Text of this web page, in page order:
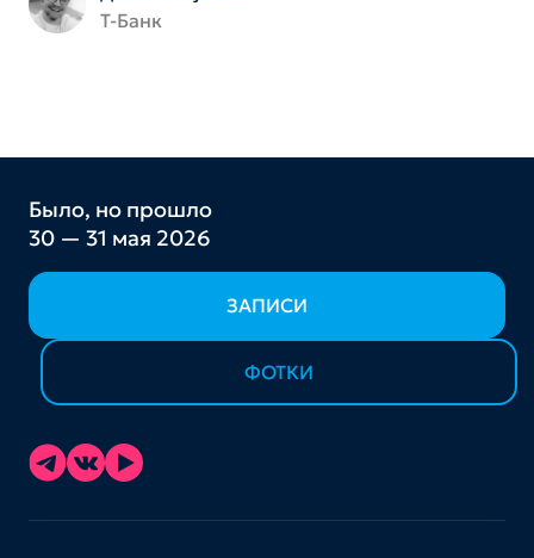
Т-Банк
Было, но прошло
30 — 31 мая 2026
ЗАПИСИ
ФОТКИ